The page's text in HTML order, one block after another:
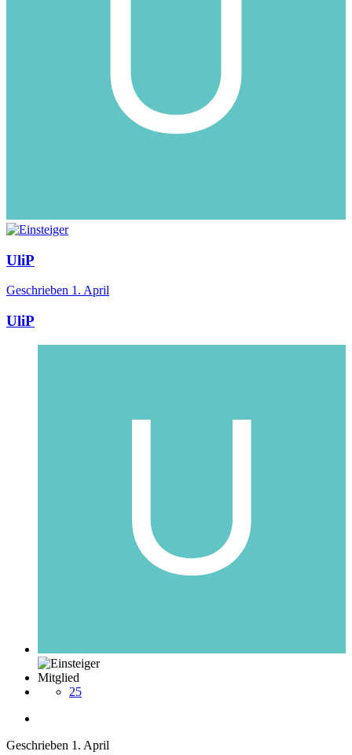
UliP
Geschrieben 1. April
UliP
Mitglied
25
Geschrieben 1. April